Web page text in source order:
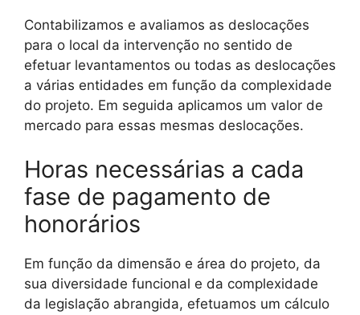
Contabilizamos e avaliamos as deslocações
para o local da intervenção no sentido de
efetuar levantamentos ou todas as deslocações
a várias entidades em função da complexidade
do projeto. Em seguida aplicamos um valor de
mercado para essas mesmas deslocações.
Horas necessárias a cada
fase de pagamento de
honorários
Em função da dimensão e área do projeto, da
sua diversidade funcional e da complexidade
da legislação abrangida, efetuamos um cálculo